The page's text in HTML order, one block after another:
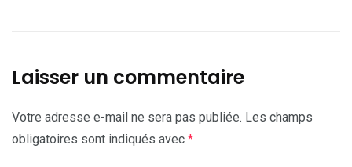
Laisser un commentaire
Votre adresse e-mail ne sera pas publiée. Les champs
obligatoires sont indiqués avec *